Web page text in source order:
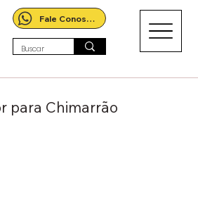
Fale Conosco!
para Chimarrão